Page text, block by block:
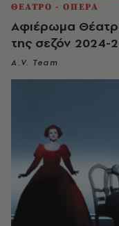
ΘΕΑΤΡΟ - ΟΠΕΡΑ
Αφιέρωμα
της σεζόν 2024-
A.V. Team